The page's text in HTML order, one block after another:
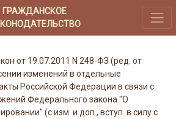
ГРАЖДАНСКОЕ
от 19.07.2011 N 248-ФЗ (ред. от
изменений в отдельные
Российской Федерации в связи с
Федерального закона "О
(с изм. и доп., вступ. в силу с